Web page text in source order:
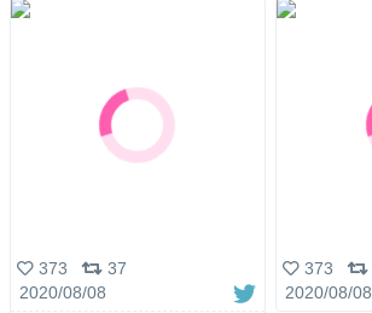
373
37
2020/08/08
373
2020/08/08